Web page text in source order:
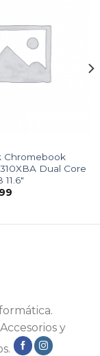
Chromebook
Dual Core
y